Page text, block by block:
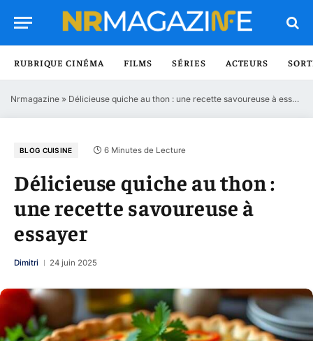
RUBRIQUE CINÉMA FILMS SÉRIES ACTEURS
Nrmagazine » Délicieuse quiche au thon : une recette savoureuse à essayer
BLOG CUISINE 6 Minutes de Lecture
Délicieuse quiche au thon :
une recette savoureuse à
essayer
Dimitri 24 juin 2025